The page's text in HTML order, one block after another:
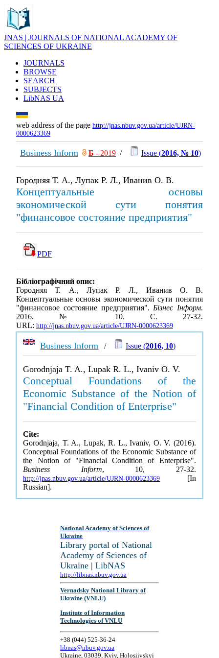
JNAS | JOURNALS OF NATIONAL ACADEMY OF
SCIENCES OF UKRAINE
JOURNALS
BROWSE
SEARCH
SUBJECTS
LibNAS UA
web address of the page http://jnas.nbuv.gov.ua/article/UJRN-
0000623369
Business Inform Б - 2019 / Issue (2016, № 10)
Городняя Т. А., Лупак Р. Л., Иванив О. В.
Концептуальные основы
экономической сути понятия
"финансовое состояние предприятия"
PDF
Бібліографічний опис:
Городняя Т. А., Лупак Р. Л., Иванив О. В.
Концептуальные основы экономической сути понятия
"финансовое состояние предприятия".Бізнес Інформ.
2016. № 10. С. 27-32.
URL: http://jnas.nbuv.gov.ua/article/UJRN-0000623369
Business Inform / Issue (2016, 10)
Gorodnjaja T. A., Lupak R. L., Ivaniv O. V.
Conceptual Foundations of the
Economic Substance of the Notion of
"Financial Condition of Enterprise"
Cite:
Gorodnjaja, T. A., Lupak, R. L., Ivaniv, O. V. (2016).
Conceptual Foundations of the Economic Substance of
the Notion of "Financial Condition of Enterprise".
Business Inform, 10, 27-32.
http://jnas.nbuv.gov.ua/article/UJRN-0000623369 [In
Russian].
National Academy of Sciences of
Ukraine
Library portal of National
Academy of Sciences of
Ukraine | LibNAS
http://libnas.nbuv.gov.ua
Vernadsky National Library of
Ukraine (VNLU)
Institute of Information
Technologies of VNLU
+38 (044) 525-36-24
libnas@nbuv.gov.ua
Ukraine, 03039, Kyiv, Holosiivskyi